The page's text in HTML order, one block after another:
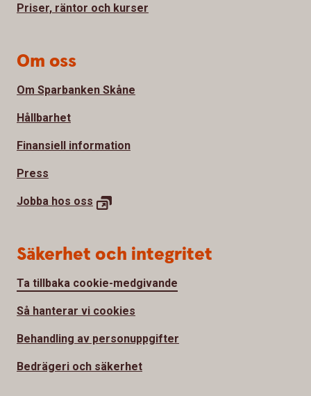
Priser, räntor och kurser
Om oss
Om Sparbanken Skåne
Hållbarhet
Finansiell information
Press
Jobba hos oss
Säkerhet och integritet
Ta tillbaka cookie-medgivande
Så hanterar vi cookies
Behandling av personuppgifter
Bedrägeri och säkerhet